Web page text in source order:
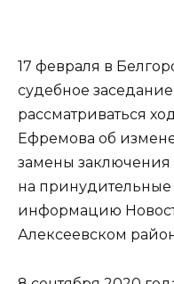
17 февраля в
судебное
рассматриваться
Ефремова об
замены
на принудительные
информацию
Алексеевском